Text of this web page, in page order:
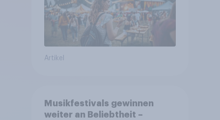
Artikel
Musikfestivals gewinnen
weiter an Beliebtheit –